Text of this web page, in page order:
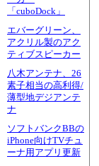
「cuboDock」
エバーグリーン、
アクリル製のアク
ティブスピーカー
八木アンテナ、26
素子相当の高利得/
薄型地デジアンテ
ナ
ソフトバンクBBの
iPhone向けTVチュ
ーナ用アプリ更新